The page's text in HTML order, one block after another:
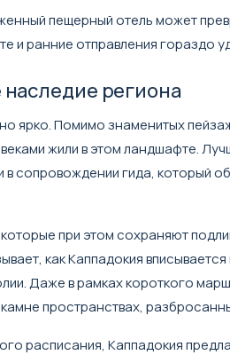
пещерный отель может
и ранние отправления гораздо
региона
ярко. Помимо знаменитых
жили в этом ландшафте.
сопровождении гида, который
при этом сохраняют
как Каппадокия
Даже в рамках короткого
пространствах,
расписания, Каппадокия